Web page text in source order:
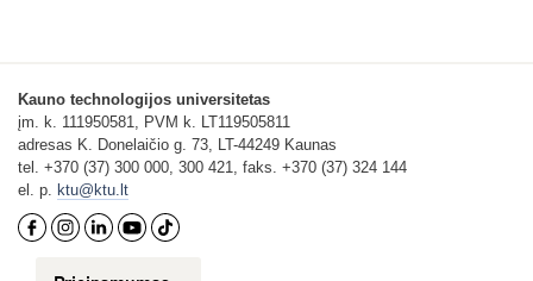
Kauno technologijos universitetas
įm. k. 111950581, PVM k. LT119505811
adresas K. Donelaičio g. 73, LT-44249 Kaunas
tel. +370 (37) 300 000, 300 421, faks. +370 (37) 324 144
el. p. ktu@ktu.lt